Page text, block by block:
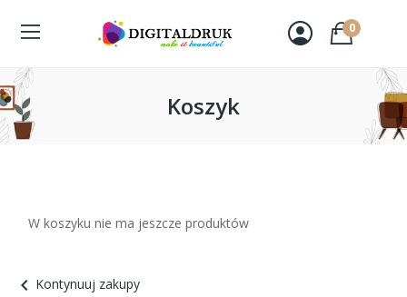
0
Koszyk
W koszyku nie ma jeszcze produktów
chevron_left Kontynuuj zakupy